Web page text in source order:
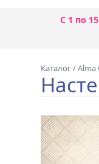
С 1 по
Каталог/Alma